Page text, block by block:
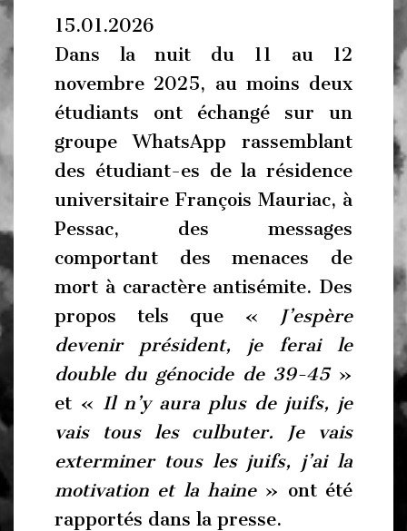
15.01.2026
Dans la nuit du 11 au 12
novembre 2025, au moins deux
étudiants ont échangé sur un
groupe WhatsApp rassemblant
des étudiant-es de la résidence
universitaire François Mauriac, à
Pessac, des messages
comportant des menaces de
mort à caractère antisémite. Des
propos tels que « J’espère
devenir président, je ferai le
double du génocide de 39-45»
et « Il n’y aura plus de juifs, je
vais tous les culbuter. Je vais
exterminer tous les juifs, j’ai la
motivation et la haine» ont été
rapportés dans la presse.